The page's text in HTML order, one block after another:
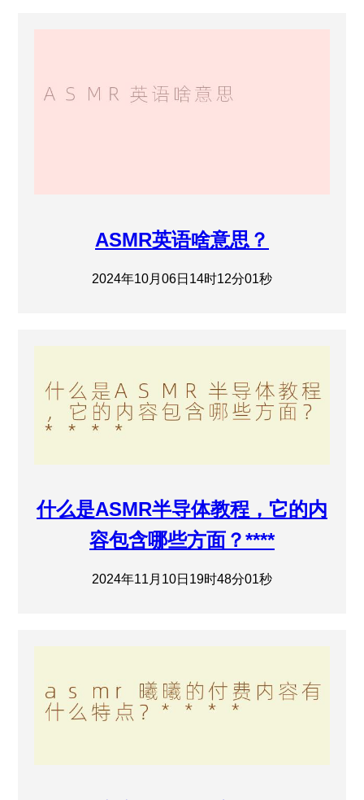
ASMR英语啥意思？
2024年10月06日14时12分01秒
什么是ASMR半导体教程，它的内
容包含哪些方面？****
2024年11月10日19时48分01秒